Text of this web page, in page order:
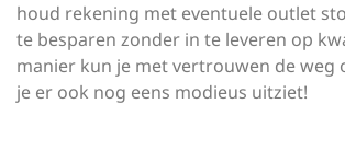
houd rekening met eventuele outlet
te besparen zonder in te leveren op
manier kun je met vertrouwen de weg
je er ook nog eens modieus uitziet!